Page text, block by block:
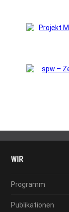
WIR
Programm
Publikationen